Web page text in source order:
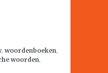
, woordenboeken,
woorden,